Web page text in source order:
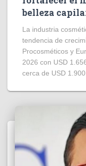
belleza
La industria
tendencia de
Procosméticos y
2026 con USD
cerca de USD